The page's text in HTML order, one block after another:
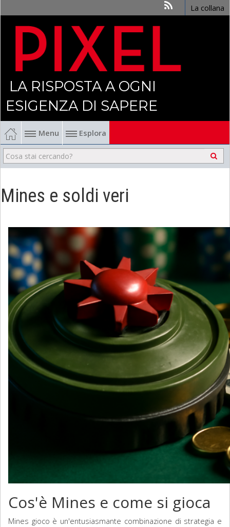
La collana
LA RISPOSTA A OGNI
ESIGENZA DI SAPERE
Menu Esplora
Economia
Finanza
Politica
Sociologia
Filosofia
Storia
Matematica
Diritto
Mines e soldi veri
Cos'è Mines e come si gioca
Mines gioco è un'entusiasmante combinazione di strategia e